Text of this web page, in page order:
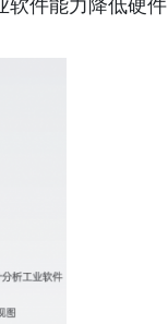
软件能力降低硬件